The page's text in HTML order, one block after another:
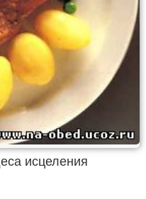
исцеления